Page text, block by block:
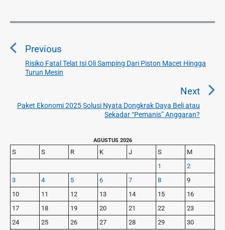
N
v
o
s
Previous
P
r
v
s
t
:
Risiko Fatal Telat Isi Oli Samping Dari Piston Macet Hingga
Turun Mesin
Next
N
e
t
p
Paket Ekonomi 2025 Solusi Nyata Dongkrak Daya Beli atau
Sekadar “Pemanis” Anggaran?
r
i
m
a
r
y
S
AGUSTUS 2026
S S R K J S
M
1
2
3
4 5 6 7 8
9
10
11 12 13 14 15
16
17
18 19 20 21 22
23
24
25 26 27 28 29
30